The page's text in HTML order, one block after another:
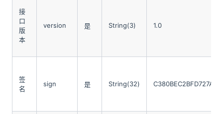
接
口
版
本
version 是 String(3) 1.0
签
名
sign 是 String(32)